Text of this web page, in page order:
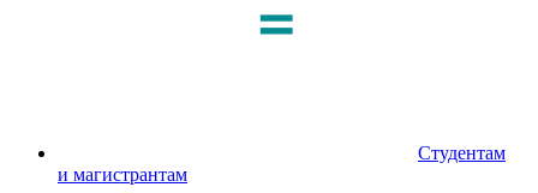
Студентам
и магистрантам